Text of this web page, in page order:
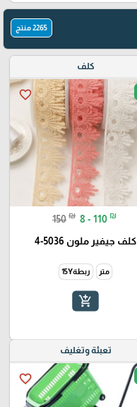
2265 منتج
كلف
favorite_border
150 ₪ 8 - 110 ₪
كلف جيفير ملون 5036-4
متر ربطة15Y
add_shopping_cart
تعبئة وتغليف
favorite_border